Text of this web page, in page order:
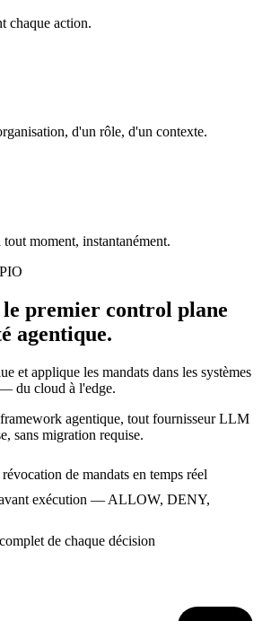
chaque action.
d'un rôle, d'un contexte.
moment, instantanément.
premier control plane
agentique.
et applique les mandats dans les systèmes
du cloud à l'edge.
agentique, tout fournisseur LLM
sans migration requise.
de mandats en temps réel
exécution — ALLOW, DENY,
de chaque décision